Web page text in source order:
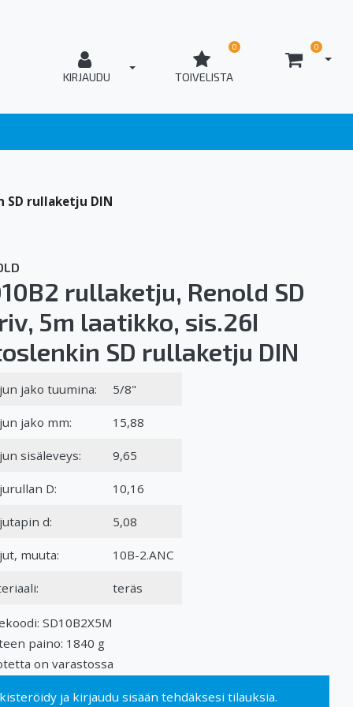
KIRJAUDU
T_OPEN_LOGIN
TOIVELISTA
0 0
SD rullaketju DIN
rullaketju, Renold SD
5m laatikko, sis.26I
SD rullaketju DIN
jako tuumina: 5/8"
jako mm: 15,88
sisäleveys: 9,65
D: 10,16
d: 5,08
muuta: 10B-2.ANC
teräs
SD10B2X5M
paino: 1840 g
on varastossa
ja kirjaudu sisään tehdäksesi tilauksia.